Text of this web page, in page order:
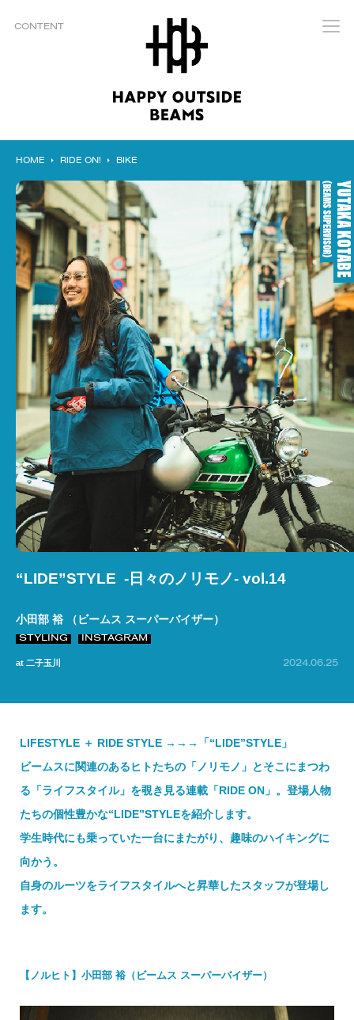
CONTENT
HOME RIDE ON! BIKE
(BEAMS SUPERVISOR)
“LIDE”STYLE -日々のノリモノ- vol.14
小田部 裕 （ビームス スーパーバイザー）
STYLING INSTAGRAM
at 二子玉川 2024.06.25
LIFESTYLE ＋ RIDE STYLE →→→「“LIDE”STYLE」
ビームスに関連のあるヒトたちの「ノリモノ」とそこにまつわ
る「ライフスタイル」を覗き見る連載「RIDE ON」。登場人物
たちの個性豊かな“LIDE”STYLEを紹介します。
学生時代にも乗っていた一台にまたがり、趣味のハイキングに
向かう。
自身のルーツをライフスタイルへと昇華したスタッフが登場し
ます。
【ノルヒト】小田部 裕（ビームス スーパーバイザー）